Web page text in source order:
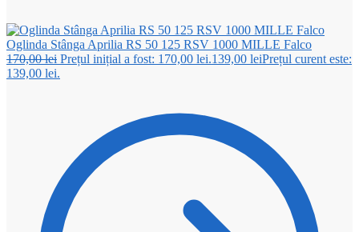
Oglinda Stânga Aprilia RS 50 125 RSV 1000 MILLE Falco
170,00lei Prețul inițial a fost: 170,00 lei.139,00 leiPrețul curent este:
139,00 lei.